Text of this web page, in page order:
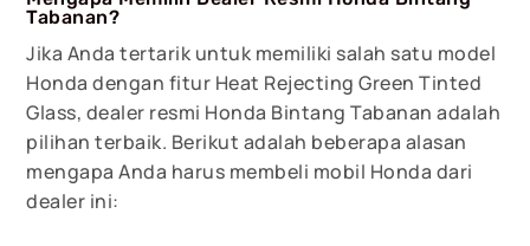
Tabanan?
Jika Anda tertarik untuk memiliki salah satu model
Honda dengan fitur Heat Rejecting Green Tinted
Glass, dealer resmi Honda Bintang Tabanan adalah
pilihan terbaik. Berikut adalah beberapa alasan
mengapa Anda harus membeli mobil Honda dari
dealer ini: